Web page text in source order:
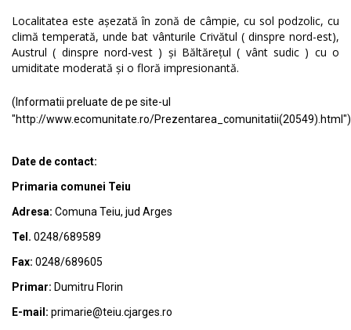
Localitatea este așezată în zonă de câmpie, cu sol podzolic, cu
climă temperată, unde bat vânturile Crivătul ( dinspre nord-est),
Austrul ( dinspre nord-vest ) și Băltărețul ( vânt sudic ) cu o
umiditate moderată și o floră impresionantă.
(Informatii preluate de pe site-ul
"http://www.ecomunitate.ro/Prezentarea_comunitatii(20549).html")
Date de contact:
Primaria comunei Teiu
Adresa: Comuna Teiu, jud Arges
Tel. 0248/689589
Fax: 0248/689605
Primar: Dumitru Florin
E-mail: primarie@teiu.cjarges.ro